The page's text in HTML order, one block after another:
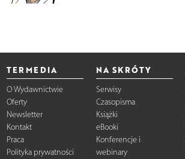
TERMEDIA
O Wydawnictwie
Oferty
Newsletter
Kontakt
Praca
Polityka prywatności
NA SKRÓTY
Serwisy
Czasopisma
Książki
eBooki
Konferencje i
webinary